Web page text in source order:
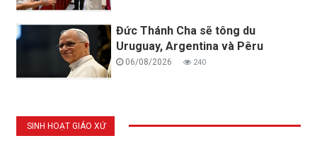
Đức Thánh Cha sẽ tông du
Uruguay, Argentina và Pêru
06/08/2026 240
SINH HOẠT GIÁO XỨ